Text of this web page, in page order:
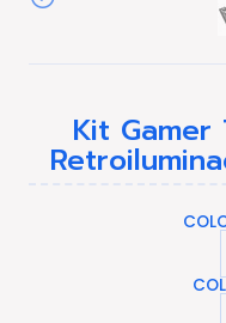
Kit Gamer